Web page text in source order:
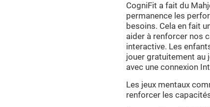
CogniFit a fait du
permanence les
besoins. Cela en fait
aider à renforcer nos
interactive. Les
jouer gratuitement au
avec une connexion
Les jeux mentaux
renforcer les